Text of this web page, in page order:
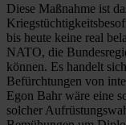
Diese Maßnahme ist
bis heute keine real
NATO, die
können. Es handelt
Befürchtungen von
Egon Bahr wäre eine
solcher